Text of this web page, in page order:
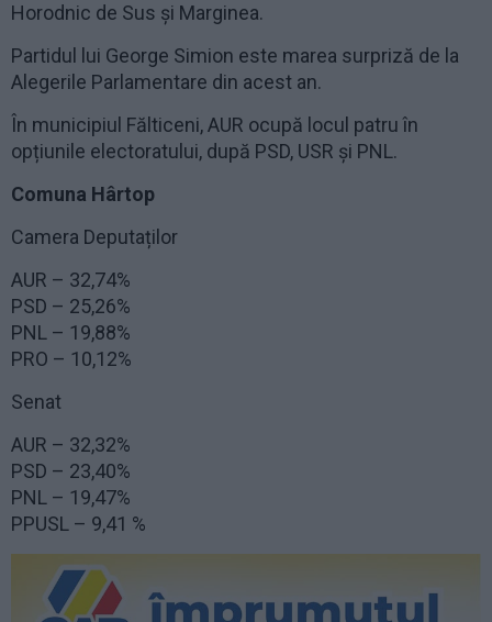
Horodnic de Sus și Marginea.
Partidul lui George Simion este marea surpriză de la
Alegerile Parlamentare din acest an.
În municipiul Fălticeni, AUR ocupă locul patru în
opțiunile electoratului, după PSD, USR și PNL.
Comuna Hârtop
Camera Deputaților
AUR – 32,74%
PSD – 25,26%
PNL – 19,88%
PRO – 10,12%
Senat
AUR – 32,32%
PSD – 23,40%
PNL – 19,47%
PPUSL – 9,41 %